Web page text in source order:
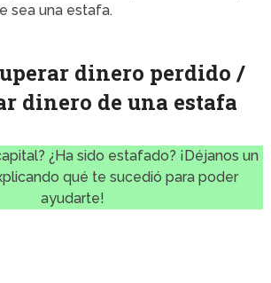
sea una estafa.
dinero perdido /
dinero de una estafa
¿Ha sido estafado? ¡Déjanos un
qué te sucedió para poder
ayudarte!